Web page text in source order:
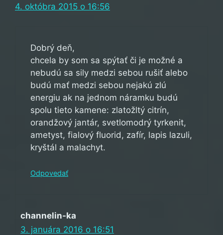
4. októbra 2015 o 16:56
Dobrý deň,
chcela by som sa spýtať či je možné a
nebudú sa sily medzi sebou rušiť alebo
budú mať medzi sebou nejakú zlú
energiu ak na jednom náramku budú
spolu tieto kamene: zlatožltý citrín,
orandžový jantár, svetlomodrý tyrkenit,
ametyst, fialový fluorid, zafír, lapis lazuli,
kryštál a malachyt.
Odpovedať
channelin-ka
3. januára 2016 o 16:51